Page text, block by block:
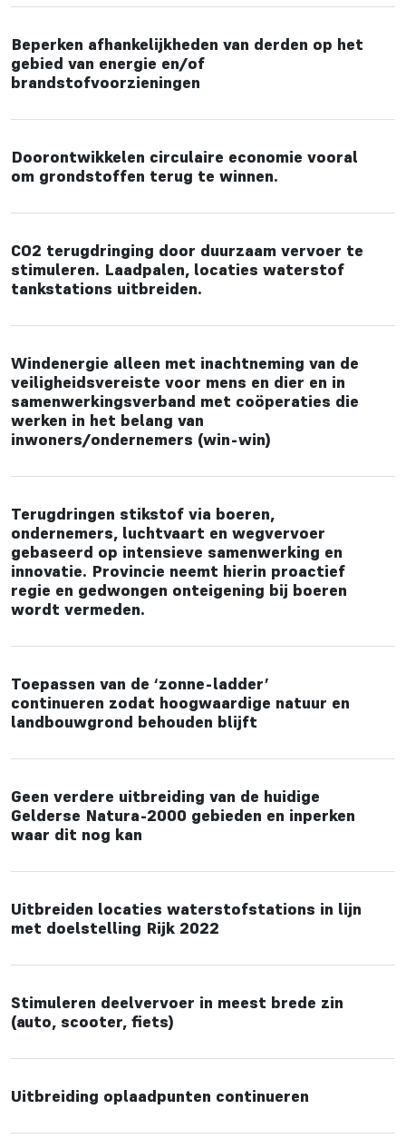
Beperken afhankelijkheden van derden op het
gebied van energie en/of
brandstofvoorzieningen
Doorontwikkelen circulaire economie vooral
om grondstoffen terug te winnen.
CO2 terugdringing door duurzaam vervoer te
stimuleren. Laadpalen, locaties waterstof
tankstations uitbreiden.
Windenergie alleen met inachtneming van de
veiligheidsvereiste voor mens en dier en in
samenwerkingsverband met coöperaties die
werken in het belang van
inwoners/ondernemers (win-win)
Terugdringen stikstof via boeren,
ondernemers, luchtvaart en wegvervoer
gebaseerd op intensieve samenwerking en
innovatie. Provincie neemt hierin proactief
regie en gedwongen onteigening bij boeren
wordt vermeden.
Toepassen van de ‘zonne-ladder’
continueren zodat hoogwaardige natuur en
landbouwgrond behouden blijft
Geen verdere uitbreiding van de huidige
Gelderse Natura-2000 gebieden en inperken
waar dit nog kan
Uitbreiden locaties waterstofstations in lijn
met doelstelling Rijk 2022
Stimuleren deelvervoer in meest brede zin
(auto, scooter, fiets)
Uitbreiding oplaadpunten continueren